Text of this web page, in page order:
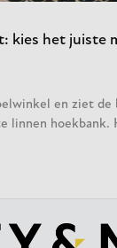
kies het juiste
en ziet de
linnen hoekbank.